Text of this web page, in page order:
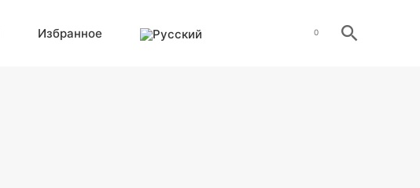
Избранное 0